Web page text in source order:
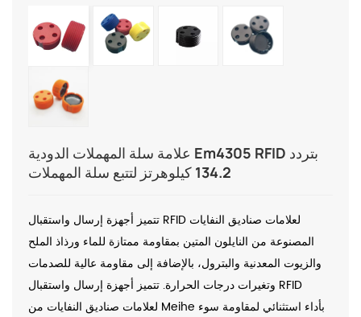
علامة سلة المهملات الدودية Em4305 RFID بتردد
134.2 كيلوهرتز لتتبع سلة المهملات
تتميز أجهزة إرسال واستقبال RFID لعلامات صناديق النفايات
المصنوعة من النايلون المتين بمقاومة ممتازة للماء ورذاذ الملح
والزيوت المعدنية والبترول، بالإضافة إلى مقاومة عالية للصدمات
وتغيرات درجات الحرارة. تتميز أجهزة إرسال واستقبال RFID
لعلامات صناديق النفايات من Meihe بأداء استثنائي لمقاومة سوء